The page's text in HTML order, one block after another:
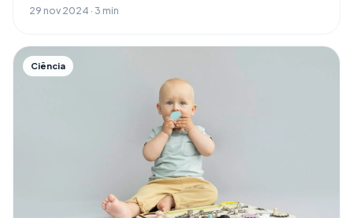
29 nov 2024 · 3 min
Ciência